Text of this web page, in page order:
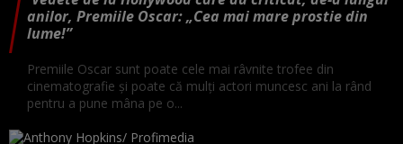
anilor, Premiile Oscar: „Cea mai mare prostie din
lume!”
Premiile Oscar sunt poate cele mai râvnite trofee din
cinematografie și poate că mulți actori muncesc ani la rând
pentru a pune mâna pe o...